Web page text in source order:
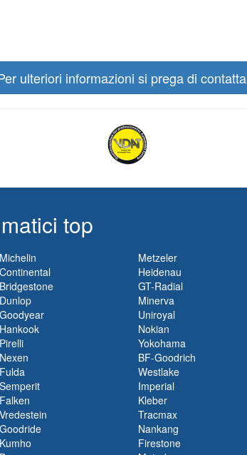
ulteriori informazioni si prega di
top
Michelin
Continental
Bridgestone
Dunlop
Goodyear
Hankook
Pirelli
Nexen
Fulda
Semperit
Falken
Vredestein
Goodride
Kumho
Metzeler
Heidenau
GT-Radial
Minerva
Uniroyal
Nokian
Yokohama
BF-Goodrich
Westlake
Imperial
Kleber
Tracmax
Nankang
Firestone